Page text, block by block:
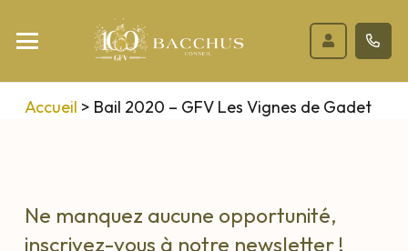
Accueil > Bail 2020 – GFV Les Vignes de Gadet
Ne manquez aucune opportunité,
inscrivez-vous à notre newsletter !